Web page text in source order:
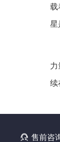
载
星
力
续
售前咨